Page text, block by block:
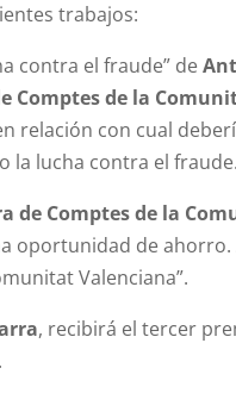
trabajos:
contra el fraude” de
Comptes de la
relación con cual
la lucha contra el fraude.
de Comptes de la
oportunidad de
Valenciana”.
, recibirá el tercer